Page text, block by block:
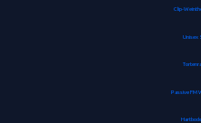
Clip-
Unisex
Passive FM